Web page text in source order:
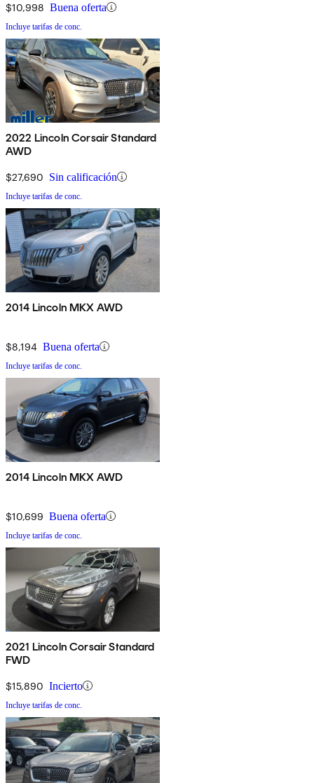
$10,998 Buena oferta
Incluye tarifas de conc.
2022 Lincoln Corsair Standard
AWD
$27,690 Sin calificación
Incluye tarifas de conc.
2014 Lincoln MKX AWD
$8,194 Buena oferta
Incluye tarifas de conc.
2014 Lincoln MKX AWD
$10,699 Buena oferta
Incluye tarifas de conc.
2021 Lincoln Corsair Standard
FWD
$15,890 Incierto
Incluye tarifas de conc.